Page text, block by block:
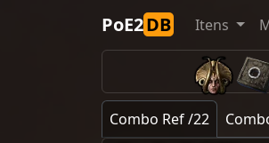
PoE2DB Itens
Combo Ref /22